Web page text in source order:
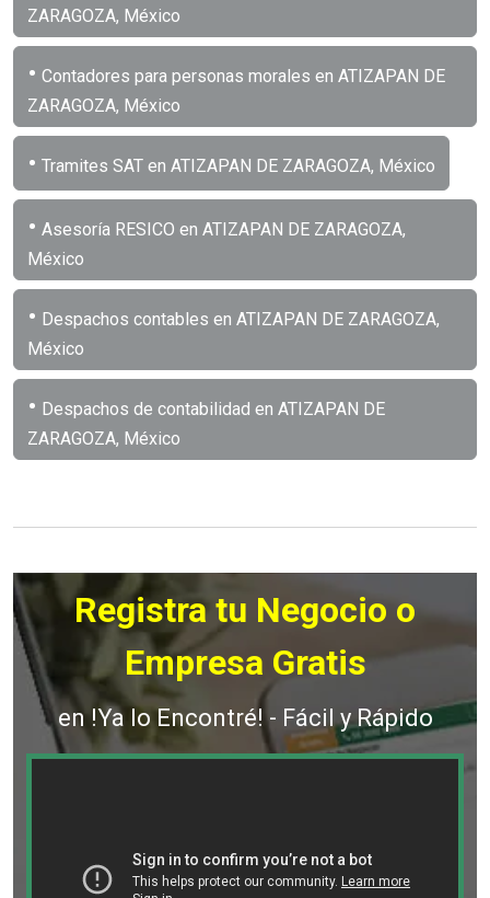
ZARAGOZA, México
• Contadores para personas morales en ATIZAPAN DE
ZARAGOZA, México
• Tramites SAT en ATIZAPAN DE ZARAGOZA, México
• Asesoría RESICO en ATIZAPAN DE ZARAGOZA,
México
• Despachos contables en ATIZAPAN DE ZARAGOZA,
México
• Despachos de contabilidad en ATIZAPAN DE
ZARAGOZA, México
Registra tu Negocio o
Empresa Gratis
en !Ya lo Encontré! - Fácil y Rápido